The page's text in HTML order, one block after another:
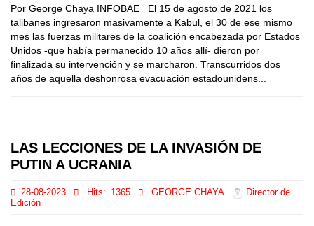
Por George Chaya INFOBAE El 15 de agosto de 2021 los
talibanes ingresaron masivamente a Kabul, el 30 de ese mismo
mes las fuerzas militares de la coalición encabezada por Estados
Unidos -que había permanecido 10 años allí- dieron por
finalizada su intervención y se marcharon. Transcurridos dos
años de aquella deshonrosa evacuación estadounidens...
LAS LECCIONES DE LA INVASIÓN DE
PUTIN A UCRANIA
28-08-2023 Hits: 1365 GEORGE CHAYA
Director de
Edición